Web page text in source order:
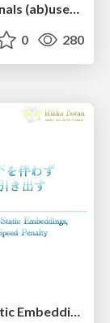
Sleuthcon Keynote - How Cybercriminals (ab)use AI
0 280